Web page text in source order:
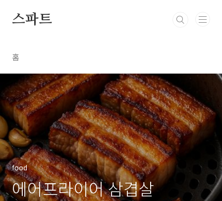
스파트
홈
food
에어프라이어 삼겹살